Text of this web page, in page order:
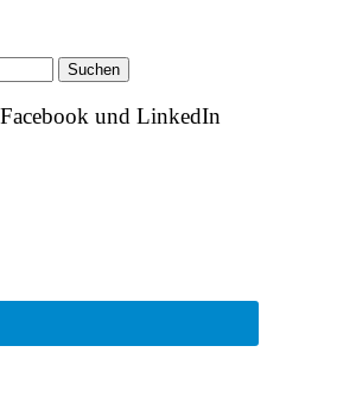
und LinkedIn